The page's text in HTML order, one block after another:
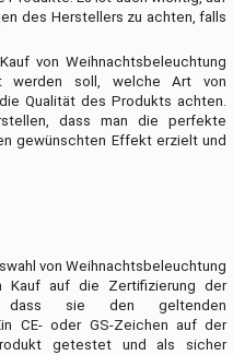
des Herstellers zu achten, falls
von Weihnachtsbeleuchtung
werden soll, welche Art von
Qualität des Produkts achten.
dass man die perfekte
gewünschten Effekt erzielt und
von Weihnachtsbeleuchtung
Kauf auf die Zertifizierung der
dass sie den geltenden
CE- oder GS-Zeichen auf der
getestet und als sicher